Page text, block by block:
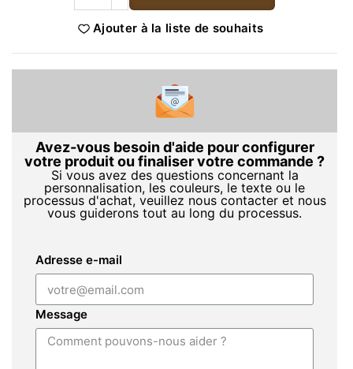
Ajouter à la liste de souhaits
Avez-vous besoin d'aide pour configurer
votre produit ou finaliser votre commande ?
Si vous avez des questions concernant la
personnalisation, les couleurs, le texte ou le
processus d'achat, veuillez nous contacter et nous
vous guiderons tout au long du processus.
Adresse e-mail
Message